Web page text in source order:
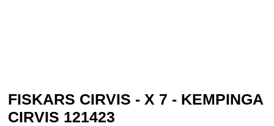
FISKARS CIRVIS - X 7 - KEMPINGA
CIRVIS 121423